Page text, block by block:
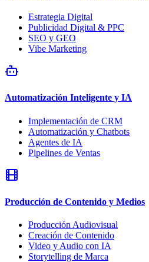
Estrategia Digital
Publicidad Digital & PPC
SEO y GEO
Vibe Marketing
Automatización Inteligente y IA
Implementación de CRM
Automatización y Chatbots
Agentes de IA
Pipelines de Ventas
Producción de Contenido y Medios
Producción Audiovisual
Creación de Contenido
Video y Audio con IA
Storytelling de Marca